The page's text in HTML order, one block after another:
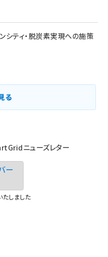
シティ・脱炭素実現への施策
る
ニューズレター
ー
しました